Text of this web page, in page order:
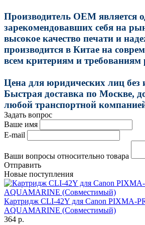
Производитель OEM
зарекомендовавших себя на
высокое качество печати и
производится в Китае на
всем критериям и
Цена для юридических лиц
Быстрая доставка по Москве,
любой транспортной
Задать вопрос
Ваше имя
E-mail
Ваши вопросы относительно товара
Отправить
Новые поступления
Картридж CLI-42Y для Canon PIXMA-
AQUAMARINE (Совместимый)
364 р.